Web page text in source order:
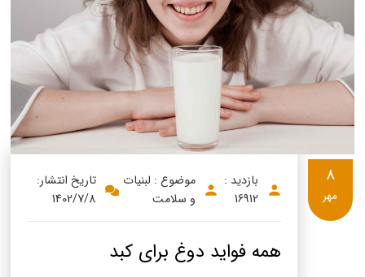
بازدید :
16912
موضوع : لبنیات
و سلامت
تاریخ انتشار:
1402/7/8
همه فواید دوغ برای کبد
8
مهر